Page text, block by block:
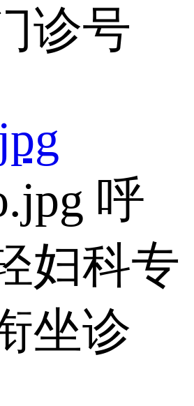
诊号
呼
妇科专
坐诊